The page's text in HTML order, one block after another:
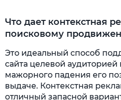
Что дает контекстная
поисковому
Это идеальный способ
сайта целевой аудиторией
мажорного падения его
выдаче. Контекстная
отличный запасной